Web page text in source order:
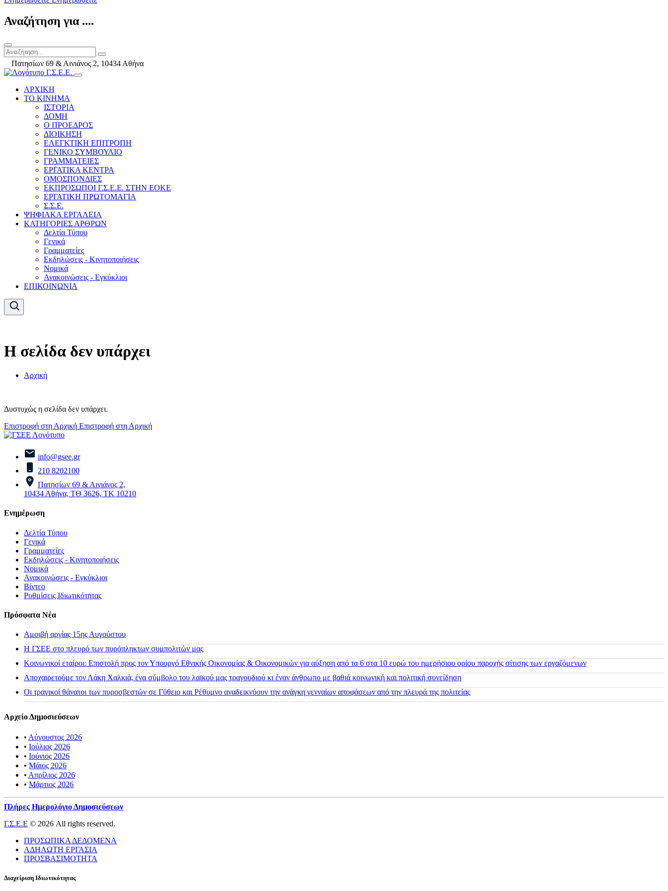
Αναζήτηση για ....
Πατησίων 69 & Αινιάνος 2, 10434 Αθήνα
ΑΡΧΙΚΗ
ΤΟ ΚΙΝΗΜΑ
ΙΣΤΟΡΙΑ
ΔΟΜΗ
Ο ΠΡΟΕΔΡΟΣ
ΔΙΟΙΚΗΣΗ
ΕΛΕΓΚΤΙΚΗ ΕΠΙΤΡΟΠΗ
ΓΕΝΙΚΟ ΣΥΜΒΟΥΛΙΟ
ΓΡΑΜΜΑΤΕΙΕΣ
ΕΡΓΑΤΙΚΑ ΚΕΝΤΡΑ
ΟΜΟΣΠΟΝΔΙΕΣ
ΕΚΠΡΟΣΩΠΟΙ Γ.Σ.Ε.Ε. ΣΤΗΝ ΕΟΚΕ
ΕΡΓΑΤΙΚΗ ΠΡΩΤΟΜΑΓΙΑ
Σ.Σ.Ε.
ΨΗΦΙΑΚΑ ΕΡΓΑΛΕΙΑ
ΚΑΤΗΓΟΡΙΕΣ ΑΡΘΡΩΝ
Δελτία Τύπου
Γενικά
Γραμματείες
Εκδηλώσεις - Κινητοποιήσεις
Νομικά
Ανακοινώσεις - Εγκύκλιοι
ΕΠΙΚΟΙΝΩΝΙΑ
Η σελίδα δεν υπάρχει
Αρχική
Δυστυχώς η σελίδα δεν υπάρχει.
Επιστροφή στη Αρχική Επιστροφή στη Αρχική
info@gsee.gr
210 8202100
Πατησίων 69 & Αινιάνος 2,
10434 Αθήνα, ΤΘ 3626, ΤΚ 10210
Ενημέρωση
Δελτία Τύπου
Γενικά
Γραμματείες
Εκδηλώσεις - Κινητοποιήσεις
Νομικά
Ανακοινώσεις - Εγκύκλιοι
Βίντεο
Ρυθμίσεις Ιδιωτικότητας
Πρόσφατα Νέα
Αμοιβή αργίας 15ης Αυγούστου
H ΓΣΕΕ στο πλευρό των πυρόπληκτων συμπολιτών μας
Κοινωνικοί εταίροι: Επιστολή προς τον Υπουργό Εθνικής Οικονομίας & Οικονομικών για αύξηση από τα 6 στα 10 ευρώ του ημερήσιου ορίου παροχής σίτισης των εργαζόμενων
Αποχαιρετούμε τον Λάκη Χαλκιά, ένα σύμβολο του λαϊκού μας τραγουδιού κι έναν άνθρωπο με βαθιά κοινωνική και πολιτική συνείδηση
Οι τραγικοί θάνατοι των πυροσβεστών σε Γύθειο και Ρέθυμνο αναδεικνύουν την ανάγκη γενναίων αποφάσεων από την πλευρά της πολιτείας
Αρχείο Δημοσιεύσεων
• Αύγουστος 2026
• Ιούλιος 2026
• Ιούνιος 2026
• Μάιος 2026
• Απρίλιος 2026
• Μάρτιος 2026
Πλήρες Ημερολόγιο Δημοσιεύσεων
Γ.Σ.Ε.Ε © 2026 All rights reserved.
ΠΡΟΣΩΠΙΚΑ ΔΕΔΟΜΕΝΑ
ΑΔΗΛΩΤΗ ΕΡΓΑΣΙΑ
ΠΡΟΣΒΑΣΙΜΟΤΗΤΑ
Διαχείριση Ιδιωτικότητας